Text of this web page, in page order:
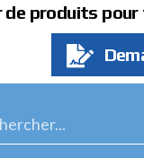
produits pour